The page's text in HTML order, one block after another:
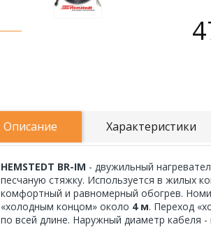
Описание Характеристики
HEMSTEDT BR-IM - двужильный
песчаную стяжку. Используется в жилых
комфортный и равномерный обогрев.
«холодным концом» около 4 м. Переход
по всей длине. Наружный диаметр кабеля -